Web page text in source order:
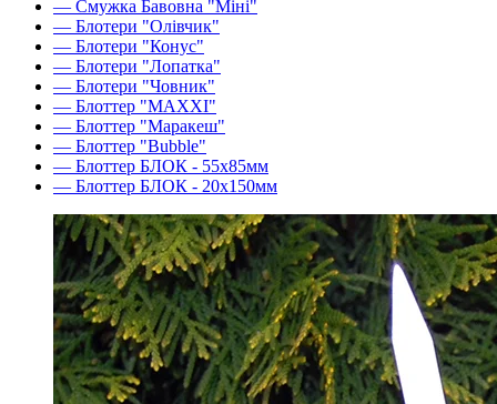
— Смужка Бавовна "Міні"
— Блотери "Олівчик"
— Блотери "Конус"
— Блотери "Лопатка"
— Блотери "Човник"
— Блоттер "MAXXI"
— Блоттер "Маракеш"
— Блоттер "Bubble"
— Блоттер БЛОК - 55х85мм
— Блоттер БЛОК - 20х150мм